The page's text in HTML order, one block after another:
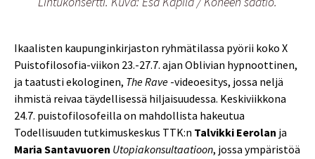
Ikaalisten kaupunginkirjaston ryhmätilassa pyörii koko X
Puistofilosofia-viikon 23.-27.7. ajan Oblivian hypnoottinen,
ja taatusti ekologinen, The Rave -videoesitys, jossa neljä
ihmistä reivaa täydellisessä hiljaisuudessa. Keskiviikkona
24.7. puistofilosofeilla on mahdollista hakeutua
Todellisuuden tutkimuskeskus TTK:n Talvikki Eerolan ja
Maria Santavuoren Utopiakonsultaatioon, jossa ympäristöä